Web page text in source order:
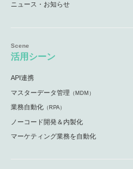
ニュース・お知らせ
活用シーン
API連携
マスターデータ管理 （MDM）
業務自動化（RPA）
ノーコード開発＆内製化
マーケティング業務を自動化